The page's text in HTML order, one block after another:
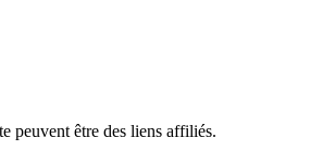
peuvent être des liens affiliés.